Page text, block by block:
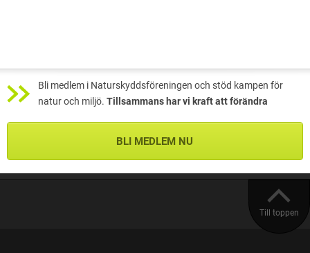
Bli medlem i Naturskyddsföreningen och stöd kampen för
natur och miljö. Tillsammans har vi kraft att förändra
BLI MEDLEM NU
Till toppen